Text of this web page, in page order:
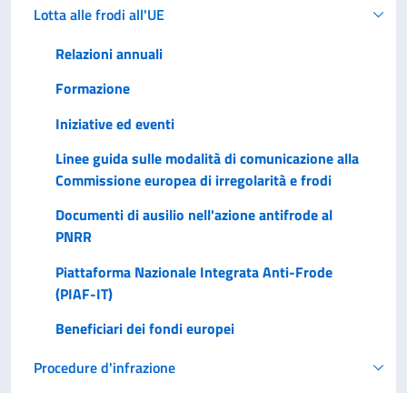
Lotta alle frodi all'UE
Relazioni annuali
Formazione
Iniziative ed eventi
Linee guida sulle modalità di comunicazione alla
Commissione europea di irregolarità e frodi
Documenti di ausilio nell'azione antifrode al
PNRR
Piattaforma Nazionale Integrata Anti-Frode
(PIAF-IT)
Beneficiari dei fondi europei
Procedure d'infrazione